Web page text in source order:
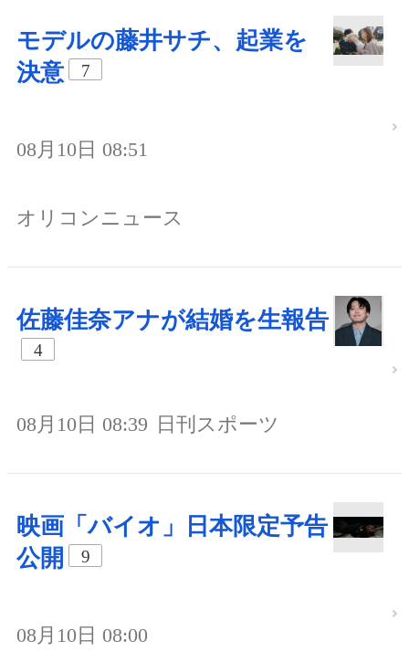
モデルの藤井サチ、起業を
決意
7
08月10日 08:51
オリコンニュース
佐藤佳奈アナが結婚を生報告
4
08月10日 08:39 日刊スポーツ
映画「バイオ」日本限定予告
公開
9
08月10日 08:00